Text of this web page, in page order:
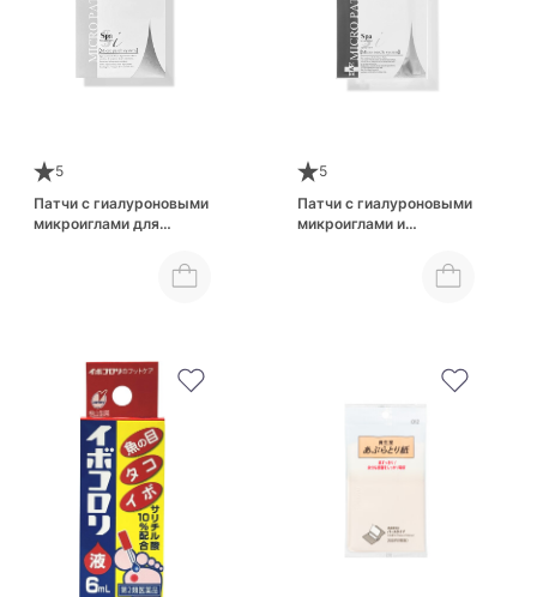
5
Патчи с гиалуроновыми
микроиглами для
повышения упругости
Spa Treatment i Micro
5
Патчи с гиалуроновыми
микроиглами и
восстановление" Spa